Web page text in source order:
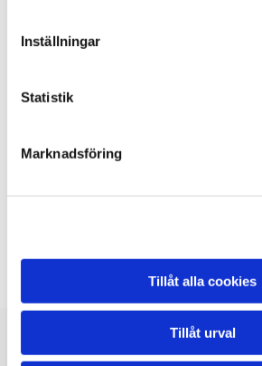
Inställningar
Statistik
Marknadsföring
Tillåt alla cookies
Tillåt urval
Delkurs 1: Sparsam körning
Delkurs 3: Lagar och regler
Delkurs 5: Säkerhet och kundfokus